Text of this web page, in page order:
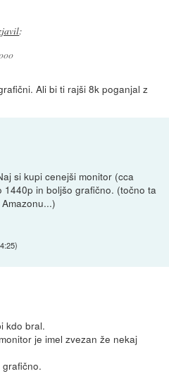
:
Ali bi ti rajši 8k poganjal z
si kupi cenejši monitor (cca
in boljšo grafično. (točno ta
)
kdo bral.
je imel zvezan že nekaj